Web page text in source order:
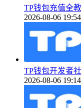
TP钱包充值全
2026-08-06
TP钱包开发者
2026-08-06